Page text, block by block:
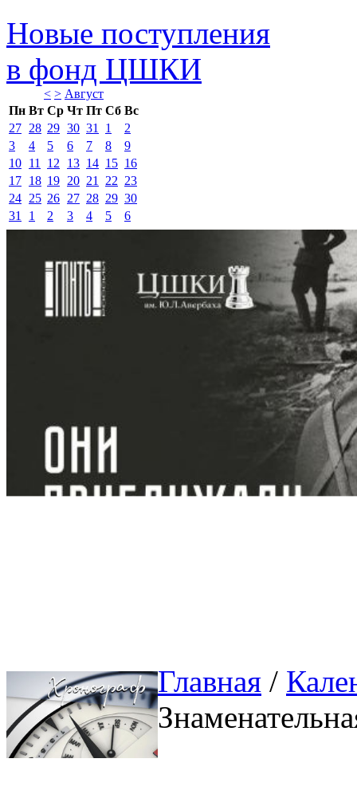
Новые поступления
в фонд ЦШКИ
< > Август
Пн Вт Ср Чт Пт Сб Вс
27 28 29 30 31 1
2
3
4 5 6 7 8
9
10 11 12 13 14 15 16
17 18 19 20 21 22 23
24 25 26 27 28 29 30
31
1 2 3 4 5 6
Главная /